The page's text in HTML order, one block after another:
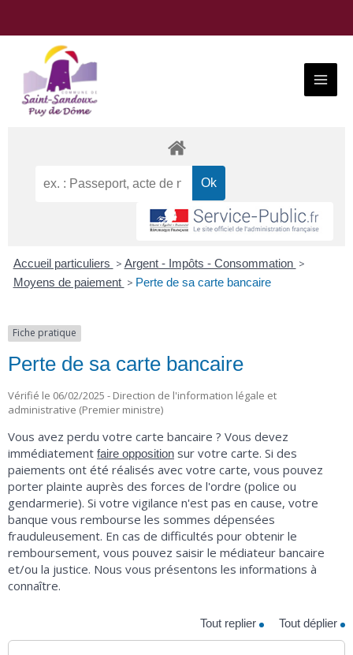
Menu
Accueil particuliers > Argent - Impôts - Consommation >
Moyens de paiement > Perte de sa carte bancaire
Fiche pratique
Perte de sa carte bancaire
Vérifié le 06/02/2025 - Direction de l'information légale et
administrative (Premier ministre)
Vous avez perdu votre carte bancaire ? Vous devez
immédiatement faire opposition sur votre carte. Si des
paiements ont été réalisés avec votre carte, vous pouvez
porter plainte auprès des forces de l'ordre (police ou
gendarmerie). Si votre vigilance n'est pas en cause, votre
banque vous rembourse les sommes dépensées
frauduleusement. En cas de difficultés pour obtenir le
remboursement, vous pouvez saisir le médiateur bancaire
et/ou la justice. Nous vous présentons les informations à
connaître.
Tout replier Tout déplier